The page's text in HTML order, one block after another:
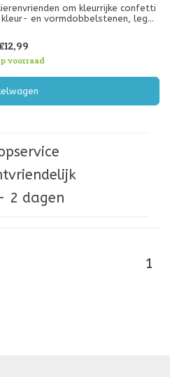
om kleurrijke confetti
en vormdobbelstenen, leg
bor
voorraad
2 dagen
1